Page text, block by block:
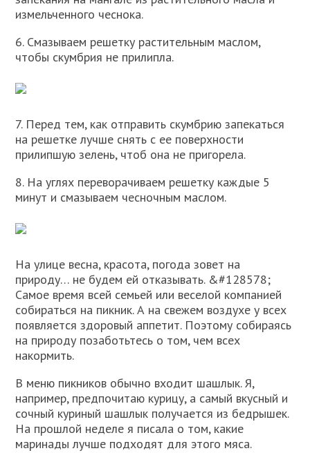
измельченного чеснока.
6. Смазываем решетку растительным маслом,
чтобы скумбрия не прилипла.
7. Перед тем, как отправить скумбрию запекаться
на решетке лучше снять с ее поверхности
прилипшую зелень, чтоб она не пригорела.
8. На углях переворачиваем решетку каждые 5
минут и смазываем чесночным маслом.
На улице весна, красота, погода зовет на
природу… не будем ей отказывать. &#128578;
Самое время всей семьей или веселой компанией
собираться на пикник. А на свежем воздухе у всех
появляется здоровый аппетит. Поэтому собираясь
на природу позаботьтесь о том, чем всех
накормить.
В меню пикников обычно входит шашлык. Я,
например, предпочитаю курицу, а самый вкусный и
сочный куриный шашлык получается из бедрышек.
На прошлой неделе я писала о том, какие
маринады лучше подходят для этого мяса.